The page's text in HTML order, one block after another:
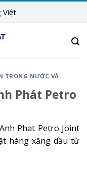
Việt
TRONG NƯỚC VÀ
Phát Petro
Phat Petro Joint
hàng xăng dầu từ